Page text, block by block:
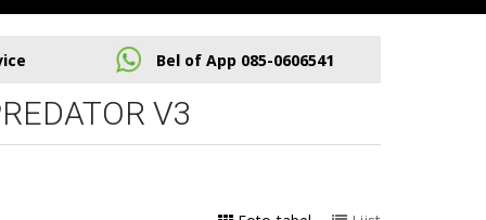
Bel of App 085-0606541
V3